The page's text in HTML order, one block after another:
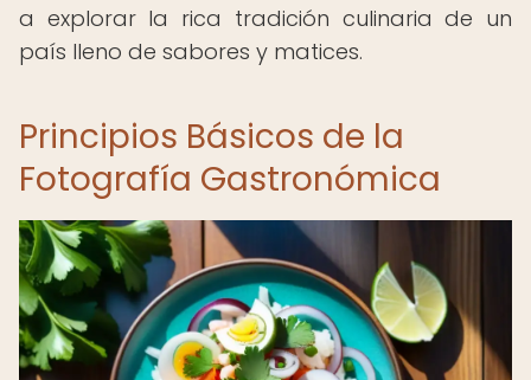
a explorar la rica tradición culinaria de un
país lleno de sabores y matices.
Principios Básicos de la
Fotografía Gastronómica